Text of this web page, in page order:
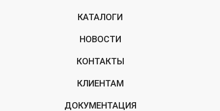
КАТАЛОГИ
НОВОСТИ
КОНТАКТЫ
КЛИЕНТАМ
ДОКУМЕНТАЦИЯ